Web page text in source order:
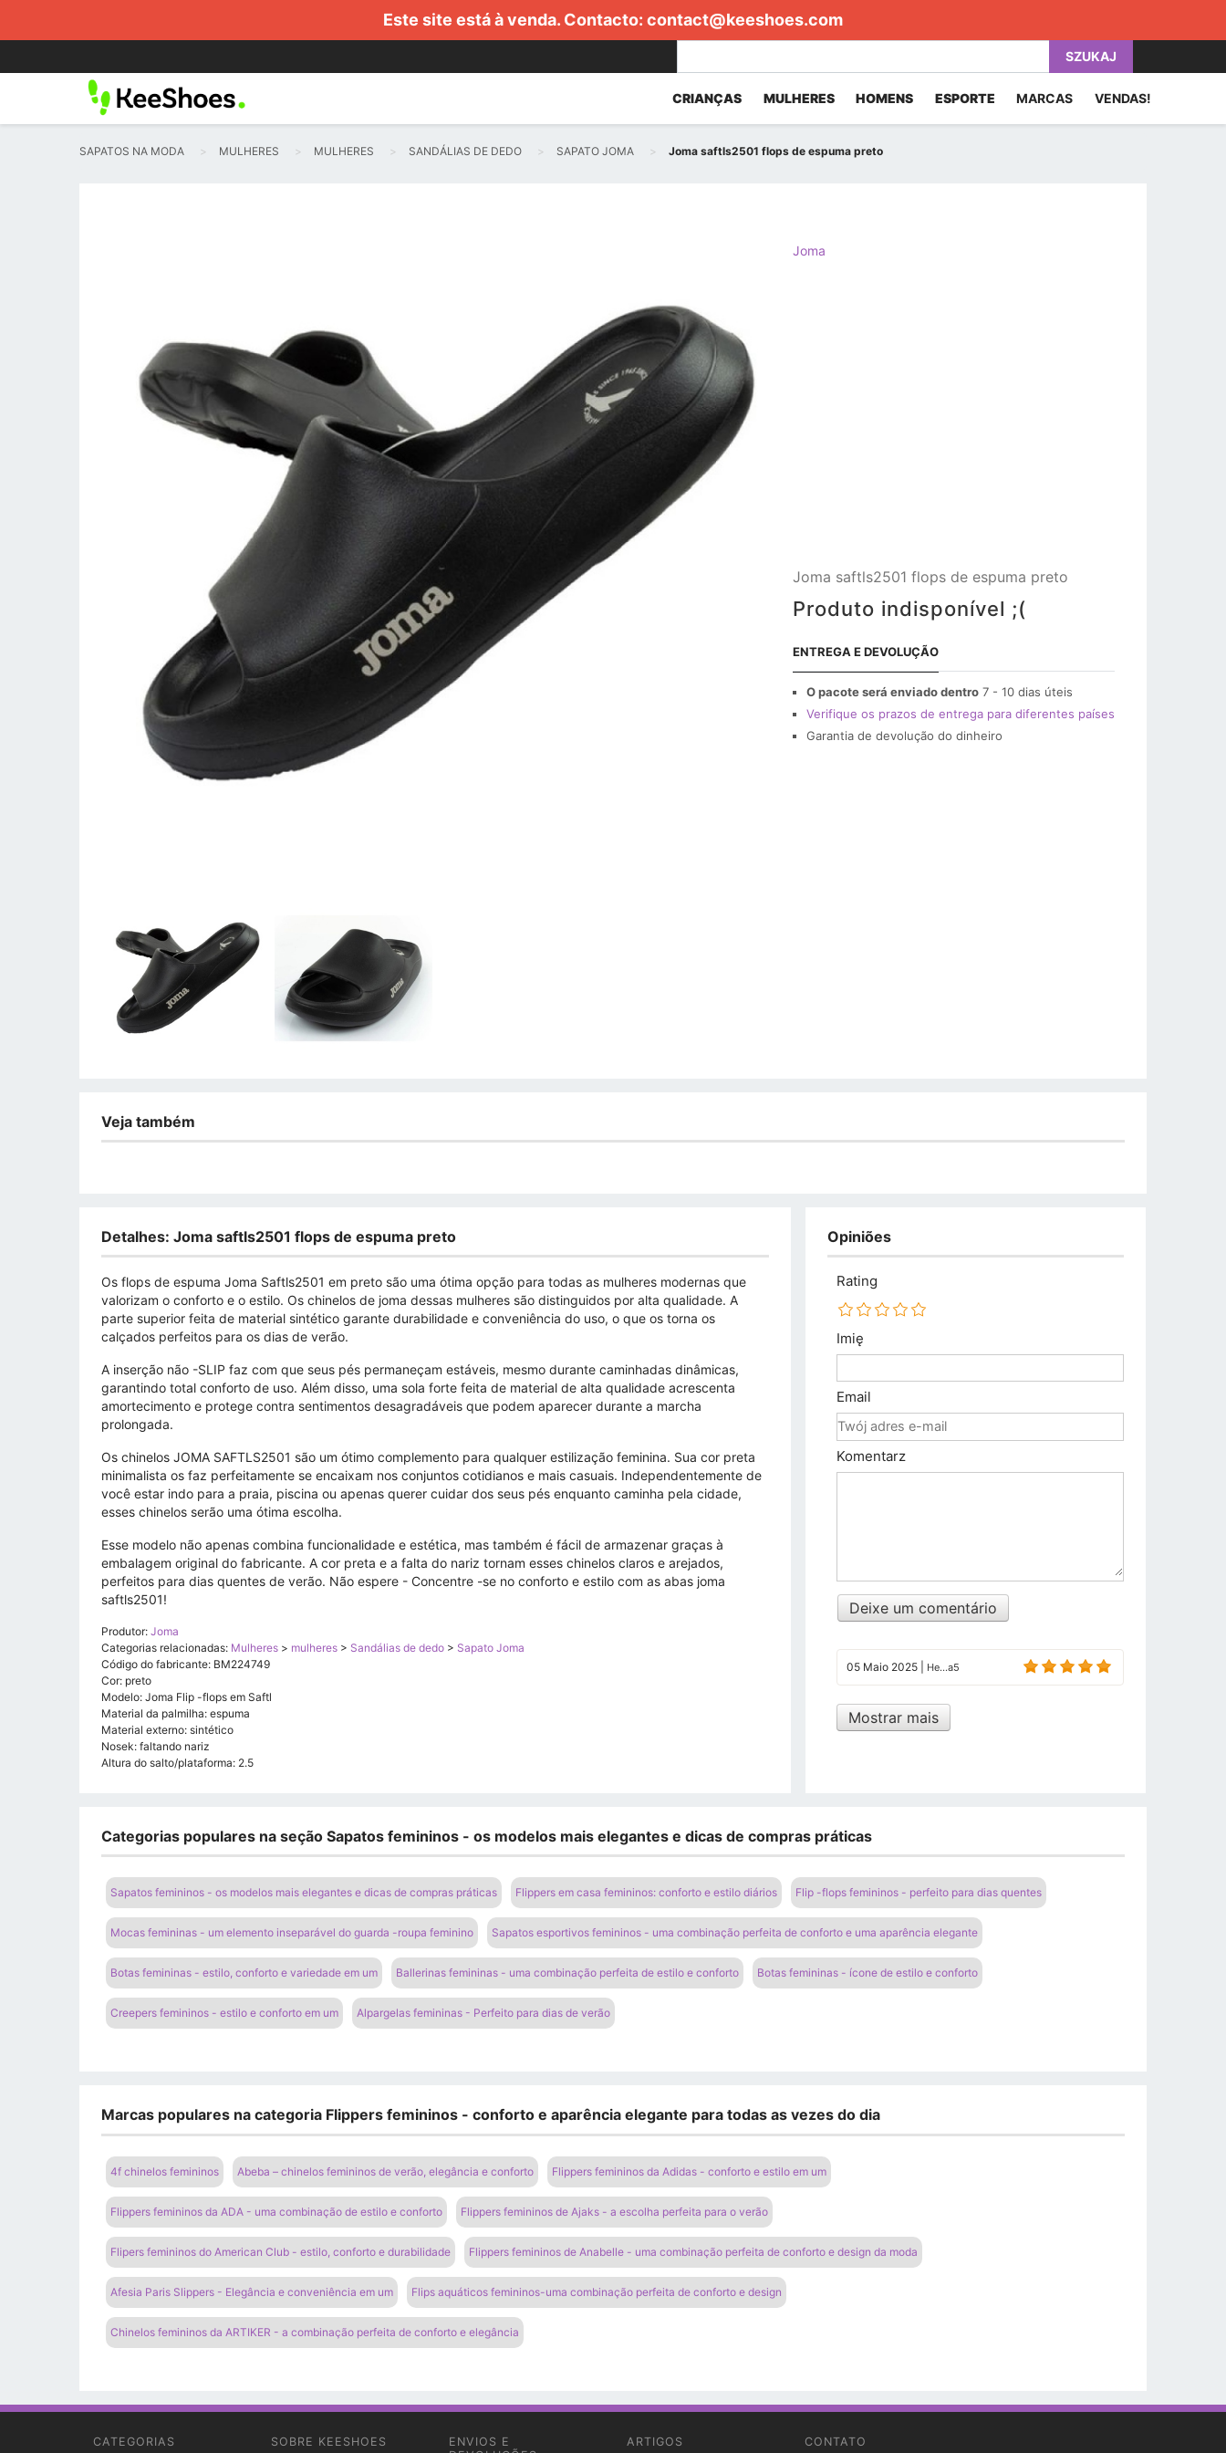
Este site está à venda. Contacto: contact@keeshoes.com
SZUKAJ
CRIANÇAS MULHERES HOMENS ESPORTE MARCAS VENDAS!
SAPATOS NA MODA MULHERES MULHERES SANDÁLIAS DE DEDO SAPATO JOMA Joma saftls2501 flops de espuma preto
Joma
Joma saftls2501 flops de espuma preto
Produto indisponível ;(
ENTREGA E DEVOLUÇÃO
O pacote será enviado dentro 7 - 10 dias úteis
Verifique os prazos de entrega para diferentes países
Garantia de devolução do dinheiro
Veja também
Detalhes: Joma saftls2501 flops de espuma preto
Os flops de espuma Joma Saftls2501 em preto são uma ótima opção para todas as mulheres modernas que
valorizam o conforto e o estilo. Os chinelos de joma dessas mulheres são distinguidos por alta qualidade. A
parte superior feita de material sintético garante durabilidade e conveniência do uso, o que os torna os
calçados perfeitos para os dias de verão.
A inserção não -SLIP faz com que seus pés permaneçam estáveis, mesmo durante caminhadas dinâmicas,
garantindo total conforto de uso. Além disso, uma sola forte feita de material de alta qualidade acrescenta
amortecimento e protege contra sentimentos desagradáveis ​​que podem aparecer durante a marcha
prolongada.
Os chinelos JOMA SAFTLS2501 são um ótimo complemento para qualquer estilização feminina. Sua cor preta
minimalista os faz perfeitamente se encaixam nos conjuntos cotidianos e mais casuais. Independentemente de
você estar indo para a praia, piscina ou apenas querer cuidar dos seus pés enquanto caminha pela cidade,
esses chinelos serão uma ótima escolha.
Esse modelo não apenas combina funcionalidade e estética, mas também é fácil de armazenar graças à
embalagem original do fabricante. A cor preta e a falta do nariz tornam esses chinelos claros e arejados,
perfeitos para dias quentes de verão. Não espere - Concentre -se no conforto e estilo com as abas joma
saftls2501!
Produtor: Joma
Categorias relacionadas: Mulheres > mulheres > Sandálias de dedo > Sapato Joma
Código do fabricante: BM224749
Cor: preto
Modelo: Joma Flip -flops em Saftl
Material da palmilha: espuma
Material externo: sintético
Nosek: faltando nariz
Altura do salto/plataforma: 2.5
Opiniões
Rating
Imię
Email
Komentarz
Deixe um comentário
05 Maio 2025 He...a5
Mostrar mais
Categorias populares na seção Sapatos femininos - os modelos mais elegantes e dicas de compras práticas
Sapatos femininos - os modelos mais elegantes e dicas de compras práticas Flippers em casa femininos: conforto e estilo diários Flip -flops femininos - perfeito para dias quentes
Mocas femininas - um elemento inseparável do guarda -roupa feminino Sapatos esportivos femininos - uma combinação perfeita de conforto e uma aparência elegante
Botas femininas - estilo, conforto e variedade em um Ballerinas femininas - uma combinação perfeita de estilo e conforto Botas femininas - ícone de estilo e conforto
Creepers femininos - estilo e conforto em um Alpargelas femininas - Perfeito para dias de verão
Marcas populares na categoria Flippers femininos - conforto e aparência elegante para todas as vezes do dia
4f chinelos femininos Abeba – chinelos femininos de verão, elegância e conforto Flippers femininos da Adidas - conforto e estilo em um
Flippers femininos da ADA - uma combinação de estilo e conforto Flippers femininos de Ajaks - a escolha perfeita para o verão
Flipers femininos do American Club - estilo, conforto e durabilidade Flippers femininos de Anabelle - uma combinação perfeita de conforto e design da moda
Afesia Paris Slippers - Elegância e conveniência em um Flips aquáticos femininos-uma combinação perfeita de conforto e design
Chinelos femininos da ARTIKER - a combinação perfeita de conforto e elegância
CATEGORIAS SOBRE KEESHOES
ENVIOS E
ARTIGOS CONTATO